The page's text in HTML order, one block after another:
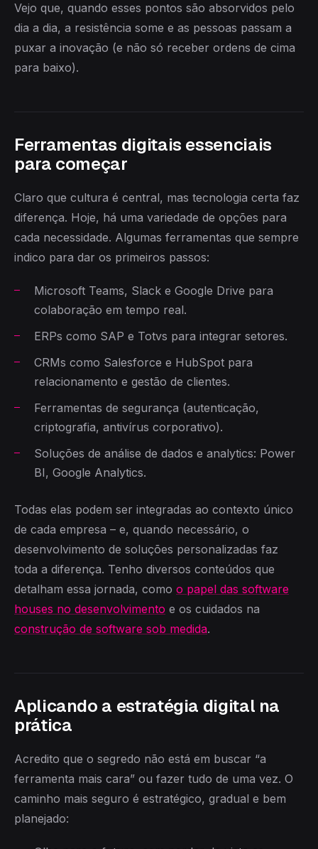
Vejo que, quando esses pontos são absorvidos pelo
dia a dia, a resistência some e as pessoas passam a
puxar a inovação (e não só receber ordens de cima
para baixo).
Ferramentas digitais essenciais
para começar
Claro que cultura é central, mas tecnologia certa faz
diferença. Hoje, há uma variedade de opções para
cada necessidade. Algumas ferramentas que sempre
indico para dar os primeiros passos:
Microsoft Teams, Slack e Google Drive para
colaboração em tempo real.
ERPs como SAP e Totvs para integrar setores.
CRMs como Salesforce e HubSpot para
relacionamento e gestão de clientes.
Ferramentas de segurança (autenticação,
criptografia, antivírus corporativo).
Soluções de análise de dados e analytics: Power
BI, Google Analytics.
Todas elas podem ser integradas ao contexto único
de cada empresa – e, quando necessário, o
desenvolvimento de soluções personalizadas faz
toda a diferença. Tenho diversos conteúdos que
detalham essa jornada, como o papel das software
houses no desenvolvimento e os cuidados na
construção de software sob medida.
Aplicando a estratégia digital na
prática
Acredito que o segredo não está em buscar “a
ferramenta mais cara” ou fazer tudo de uma vez. O
caminho mais seguro é estratégico, gradual e bem
planejado: